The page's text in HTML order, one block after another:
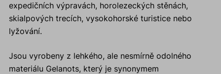
expedičních výpravách, horolezeckých stěnách,
skialpových trecích, vysokohorské turistice nebo
lyžování.
Jsou vyrobeny z lehkého, ale nesmírně odolného
materiálu Gelanots, který je synonymem